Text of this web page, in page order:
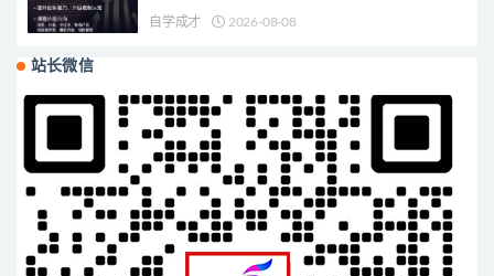
自学成才 2026-08-08
站长微信